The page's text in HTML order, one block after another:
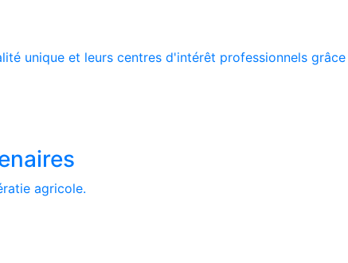
unique et leurs centres d'intérêt professionnels
agricole.